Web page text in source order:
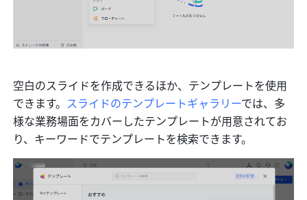
空白のスライドを作成できるほか、テンプレートを使用
できます。 スライドのテンプレートギャラリーでは、多
様な業務場面をカバーしたテンプレートが用意されてお
り、キーワードでテンプレートを検索できます。